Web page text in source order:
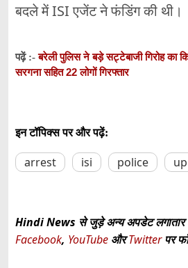
बदले में ISI एजेंट ने फंडिंग की थी।
पढ़ें :-बरेली पुलिस ने बड़े सट्टेबाजी गिरोह का
सरगना सहित 22 लोगों गिरफ्तार
इन टॉपिक्स पर और पढ़ें:
arrest isi police
Hindi News से जुड़े अन्य अपडेट लगातार
Facebook, YouTube औरTwitterपर